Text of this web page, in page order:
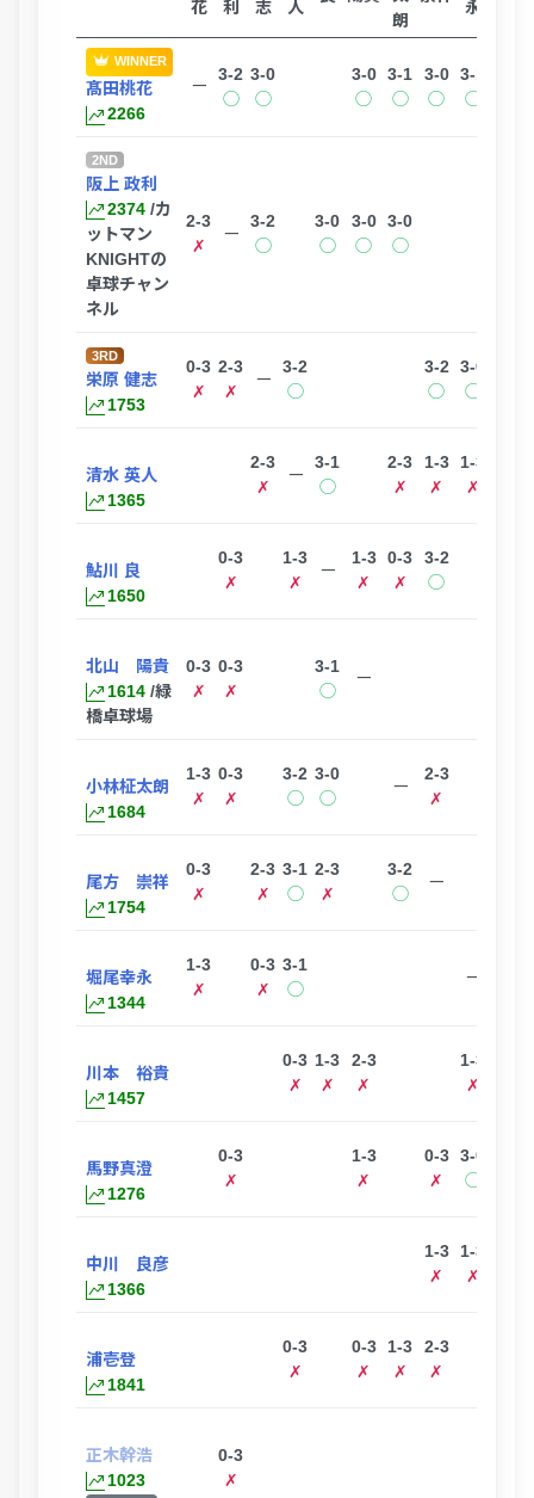
花 利 志 人
朗
永
WINNER
髙田桃花
2266
ー
3-2
◯
3-0
◯
3-0
◯
3-1
◯
3-0
◯
3-1
◯
2ND
阪上 政利
2374 /カ
ットマン
KNIGHTの
卓球チャン
ネル
2-3
✗
ー
3-2
◯
3-0
◯
3-0
◯
3-0
◯
3RD
栄原 健志
1753
0-3
✗
2-3
✗
ー
3-2
◯
3-2
◯
3-0
◯
清水 英人
1365
2-3
✗
ー
3-1
◯
2-3
✗
1-3
✗
1-3
✗
鮎川 良
1650
0-3
✗
1-3
✗
ー
1-3
✗
0-3
✗
3-2
◯
北山 陽貴
1614 /緑
橋卓球場
0-3
✗
0-3
✗
3-1
◯
ー
小林柾太朗
1684
1-3
✗
0-3
✗
3-2
◯
3-0
◯
ー
2-3
✗
尾方 崇祥
1754
0-3
✗
2-3
✗
3-1
◯
2-3
✗
3-2
◯
ー
堀尾幸永
1344
1-3
✗
0-3
✗
3-1
◯
ー
川本 裕貴
1457
0-3
✗
1-3
✗
2-3
✗
1-3
✗
馬野真澄
1276
0-3
✗
1-3
✗
0-3
✗
3-0
◯
中川 良彦
1366
1-3
✗
1-3
✗
浦壱登
1841
0-3
✗
0-3
✗
1-3
✗
2-3
✗
正木幹浩
1023
0-3
✗